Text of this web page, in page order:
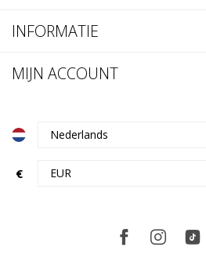
INFORMATIE
MIJN ACCOUNT
€